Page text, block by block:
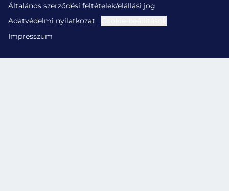
Általános szerződési feltételek/elállási jog
Adatvédelmi nyilatkozat
Impresszum